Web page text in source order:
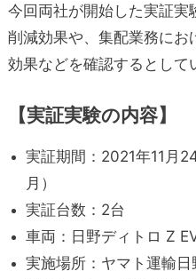
今回両社が開始した実証
削減効果や、集配業務に
効果などを確認するとして
【実証実験の内容】
実証期間：2021年11月
月）
実証台数：2台
車両：日野ディトロ Z
実施場所：ヤマト運輸